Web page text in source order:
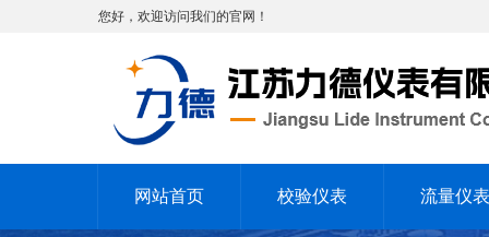
您好，欢迎访问我们的官网！
网站首页 校验仪表 流量仪表